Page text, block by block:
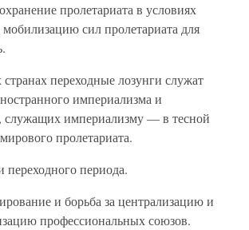
пролетариата в условиях
сил пролетариата для
переходные лозунги служат
империализма и
служащих империализму — в тесной
пролетариата.
переходного периода.
и борьба за централизацию и
профессиональных союзов.